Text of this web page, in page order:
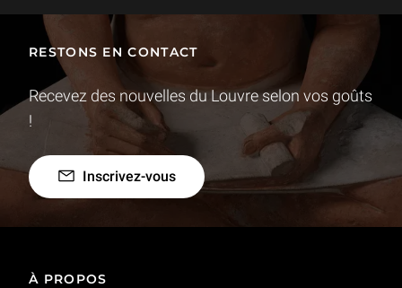
RESTONS EN CONTACT
Recevez des nouvelles du Louvre selon vos goûts
!
Inscrivez-vous
À PROPOS